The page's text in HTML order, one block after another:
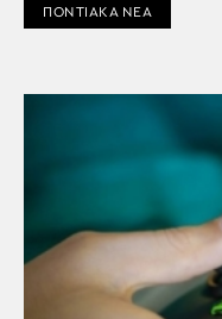
ΠΟΝΤΙΑΚΑ ΝΕΑ